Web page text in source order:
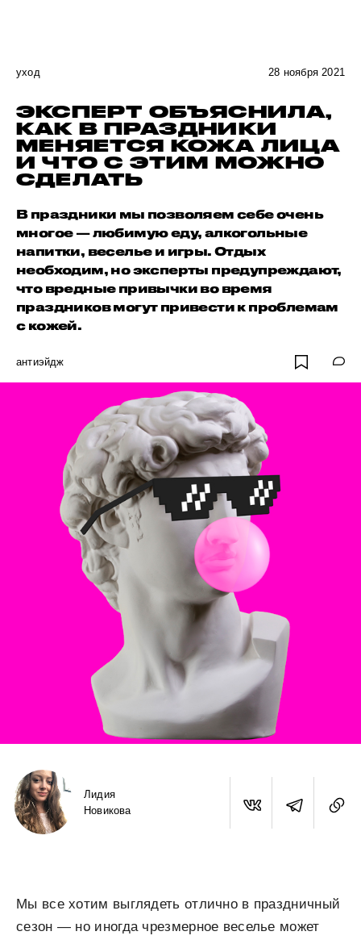
уход 28 ноября 2021
ЭКСПЕРТ ОБЪЯСНИЛА,
КАК В ПРАЗДНИКИ
МЕНЯЕТСЯ КОЖА ЛИЦА
И ЧТО С ЭТИМ МОЖНО
СДЕЛАТЬ
В праздники мы позволяем себе очень
многое — любимую еду, алкогольные
напитки, веселье и игры. Отдых
необходим, но эксперты предупреждают,
что вредные привычки во время
праздников могут привести к проблемам
с кожей.
антиэйдж
Лидия
Новикова
Мы все хотим выглядеть отлично в праздничный
сезон — но иногда чрезмерное веселье может